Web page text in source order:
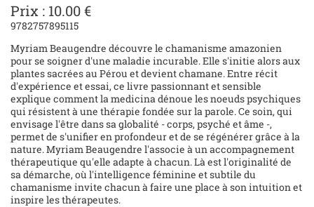
Prix : 10.00 €
9782757895115
Myriam Beaugendre découvre le chamanisme amazonien
pour se soigner d'une maladie incurable. Elle s'initie alors aux
plantes sacrées au Pérou et devient chamane. Entre récit
d'expérience et essai, ce livre passionnant et sensible
explique comment la medicina dénoue les noeuds psychiques
qui résistent à une thérapie fondée sur la parole. Ce soin, qui
envisage l'être dans sa globalité - corps, psyché et âme -,
permet de s'unifier en profondeur et de se régénérer grâce à la
nature. Myriam Beaugendre l'associe à un accompagnement
thérapeutique qu'elle adapte à chacun. Là est l'originalité de
sa démarche, où l'intelligence féminine et subtile du
chamanisme invite chacun à faire une place à son intuition et
inspire les thérapeutes.